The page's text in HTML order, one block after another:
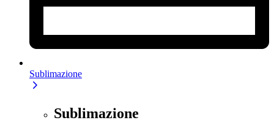
Sublimazione
Sublimazione